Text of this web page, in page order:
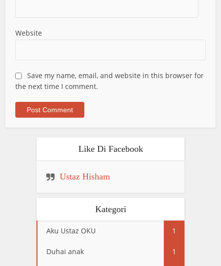
Website
Save my name, email, and website in this browser for
the next time I comment.
Like Di Facebook
Ustaz Hisham
Kategori
Aku Ustaz OKU 1
Duhai anak 1